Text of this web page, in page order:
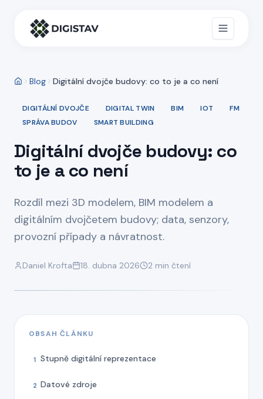
Blog Digitální dvojče budovy: co to je a co není
DIGITÁLNÍ DVOJČE DIGITAL TWIN BIM IOT
FM
SPRÁVA BUDOV
SMART BUILDING
Digitální dvojče budovy: co
to je a co není
Rozdíl mezi 3D modelem, BIM modelem a
digitálním dvojčetem budovy; data, senzory,
provozní případy a návratnost.
Daniel Krofta 18. dubna 2026 2 min čtení
OBSAH ČLÁNKU
1 Stupně digitální reprezentace
2 Datové zdroje